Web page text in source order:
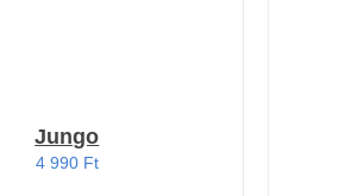
Jungo
4 990 Ft